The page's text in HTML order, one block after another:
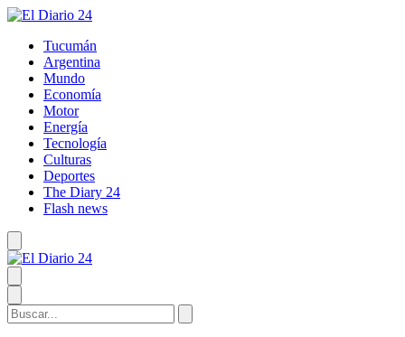
Tucumán
Argentina
Mundo
Economía
Motor
Energía
Tecnología
Culturas
Deportes
The Diary 24
Flash news